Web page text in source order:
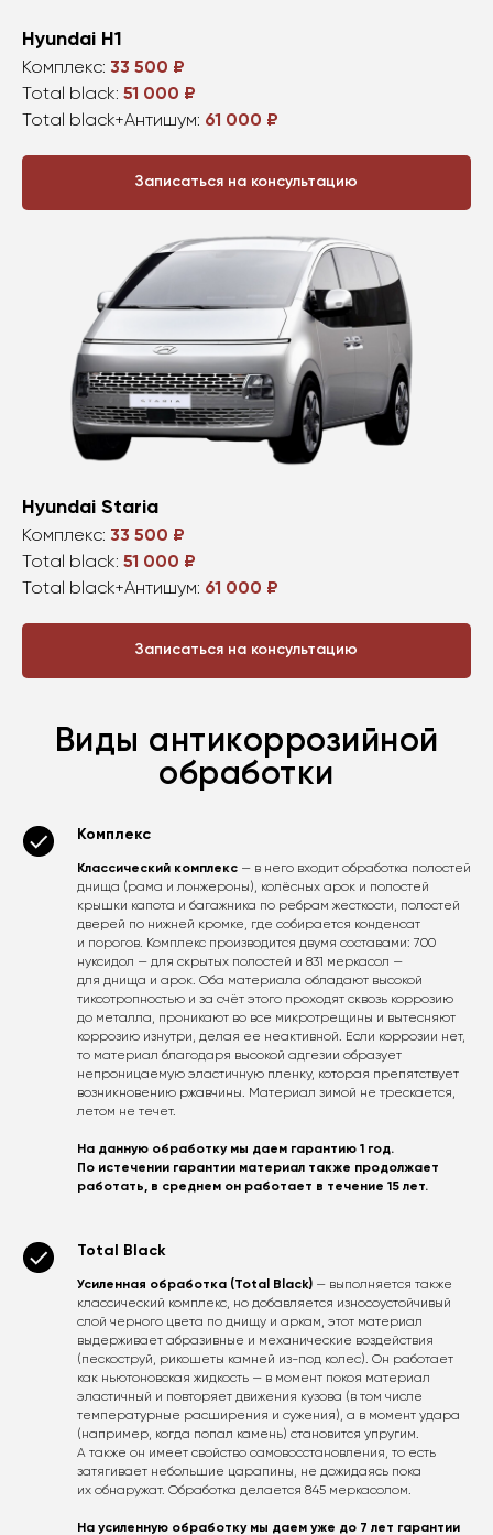
Hyundai H1
Комплекс: 33 500 ₽
Total black: 51 000 ₽
Total black+Антишум: 61 000 ₽
Записаться на консультацию
Hyundai Staria
Комплекс: 33 500 ₽
Total black: 51 000 ₽
Total black+Антишум: 61 000 ₽
Записаться на консультацию
Виды антикоррозийной
обработки
Комплекс
Классический комплекс — в него входит обработка полостей
днища (рама и лонжероны), колёсных арок и полостей
крышки капота и багажника по ребрам жесткости, полостей
дверей по нижней кромке, где собирается конденсат
и порогов. Комплекс производится двумя составами: 700
нуксидол — для скрытых полостей и 831 меркасол —
для днища и арок. Оба материала обладают высокой
тиксотропностью и за счёт этого проходят сквозь коррозию
до металла, проникают во все микротрещины и вытесняют
коррозию изнутри, делая ее неактивной. Если коррозии нет,
то материал благодаря высокой адгезии образует
непроницаемую эластичную пленку, которая препятствует
возникновению ржавчины. Материал зимой не трескается,
летом не течет.
На данную обработку мы даем гарантию 1 год.
По истечении гарантии материал также продолжает
работать, в среднем он работает в течение 15 лет.
Total Black
Усиленная обработка (Total Black) — выполняется также
классический комплекс, но добавляется износоустойчивый
слой черного цвета по днищу и аркам, этот материал
выдерживает абразивные и механические воздействия
(пескоструй, рикошеты камней из-под колес). Он работает
как ньютоновская жидкость — в момент покоя материал
эластичный и повторяет движения кузова (в том числе
температурные расширения и сужения), а в момент удара
(например, когда попал камень) становится упругим.
А также он имеет свойство самовосстановления, то есть
затягивает небольшие царапины, не дожидаясь пока
их обнаружат. Обработка делается 845 меркасолом.
На усиленную обработку мы даем уже до 7 лет гарантии